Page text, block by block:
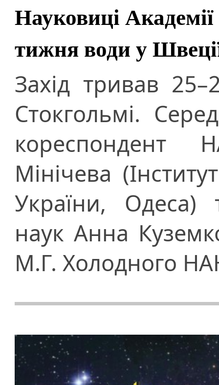
Науковиці
тижня води у
Захід тривав
Стокгольмі.
кореспондент
Мінічева
України, Одеса)
наук Анна
М.Г. Холодного